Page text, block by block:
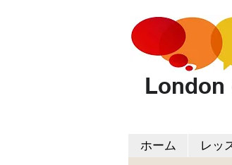
London
ホーム レッ